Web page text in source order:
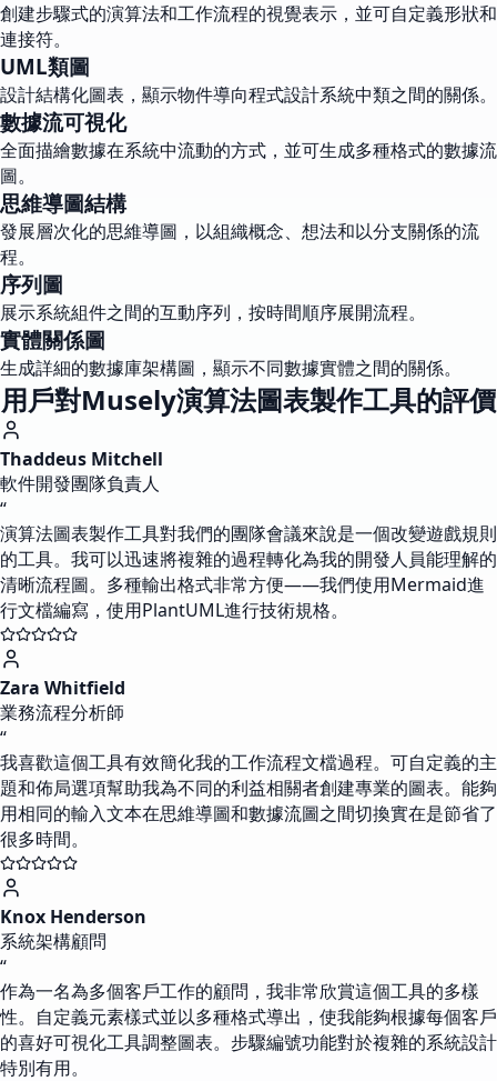
創建步驟式的演算法和工作流程的視覺表示，並可自定義形狀和
連接符。
UML類圖
設計結構化圖表，顯示物件導向程式設計系統中類之間的關係。
數據流可視化
全面描繪數據在系統中流動的方式，並可生成多種格式的數據流
圖。
思維導圖結構
發展層次化的思維導圖，以組織概念、想法和以分支關係的流
程。
序列圖
展示系統組件之間的互動序列，按時間順序展開流程。
實體關係圖
生成詳細的數據庫架構圖，顯示不同數據實體之間的關係。
用戶對Musely演算法圖表製作工具的評價
Thaddeus Mitchell
軟件開發團隊負責人
“
演算法圖表製作工具對我們的團隊會議來說是一個改變遊戲規則
的工具。我可以迅速將複雜的過程轉化為我的開發人員能理解的
清晰流程圖。多種輸出格式非常方便——我們使用Mermaid進
行文檔編寫，使用PlantUML進行技術規格。
Zara Whitfield
業務流程分析師
“
我喜歡這個工具有效簡化我的工作流程文檔過程。可自定義的主
題和佈局選項幫助我為不同的利益相關者創建專業的圖表。能夠
用相同的輸入文本在思維導圖和數據流圖之間切換實在是節省了
很多時間。
Knox Henderson
系統架構顧問
“
作為一名為多個客戶工作的顧問，我非常欣賞這個工具的多樣
性。自定義元素樣式並以多種格式導出，使我能夠根據每個客戶
的喜好可視化工具調整圖表。步驟編號功能對於複雜的系統設計
特別有用。